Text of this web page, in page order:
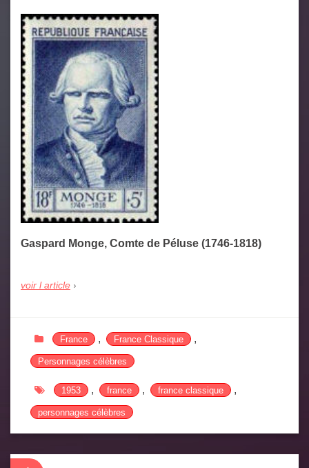
Gaspard Monge, Comte de Péluse (1746-1818)
voir l article
France , France Classique ,
Personnages célèbres
1953 , france , france classique ,
personnages célèbres